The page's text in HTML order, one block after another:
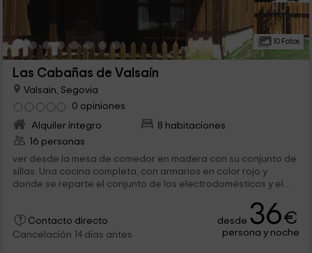
10 Fotos
Las Cabañas de Valsaín
Valsain, Segovia
0 opiniones
Alquiler íntegro
8 habitaciones
16 personas
ver desde la mesa de comedor en madera con su conjunto de
sillas. Una cocina completa, con armarios en color rojo y
donde se reparte el conjunto de los electrodomésticos y el
Contacto directo
Cancelación 14 días antes
desde 36€
persona y noche